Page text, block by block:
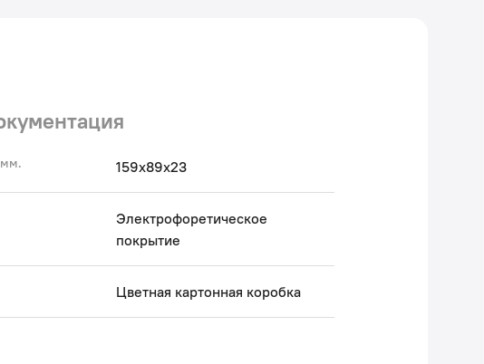
159х89х23
Электрофоретическое
покрытие
Цветная картонная коробка